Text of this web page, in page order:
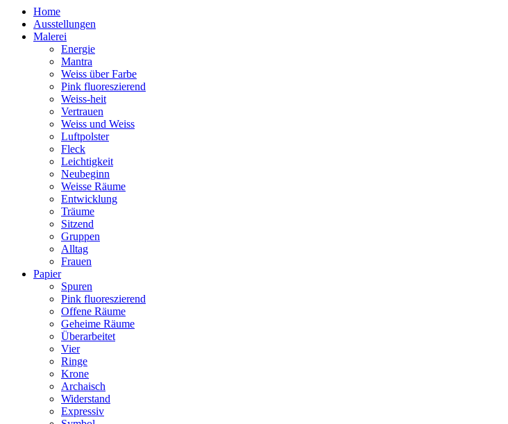
Home
Ausstellungen
Malerei
Energie
Mantra
Weiss über Farbe
Pink fluoreszierend
Weiss-heit
Vertrauen
Weiss und Weiss
Luftpolster
Fleck
Leichtigkeit
Neubeginn
Weisse Räume
Entwicklung
Träume
Sitzend
Gruppen
Alltag
Frauen
Papier
Spuren
Pink fluoreszierend
Offene Räume
Geheime Räume
Überarbeitet
Vier
Ringe
Krone
Archaisch
Widerstand
Expressiv